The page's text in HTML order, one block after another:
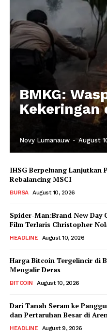
BMKG:
Kekeringan
Novy Lumanauw - August
IHSG Berpeluang Lanjutkan
Rebalancing MSCI
BURSA August 10, 2026
Spider-Man:Brand New Day
Film Terlaris Christopher
HEADLINE August 10, 2026
Harga Bitcoin Tergelincir di
Mengalir Deras
BITCOIN August 10, 2026
Dari Tanah Seram ke
dan Pertaruhan Besar di
HEADLINE August 9, 2026